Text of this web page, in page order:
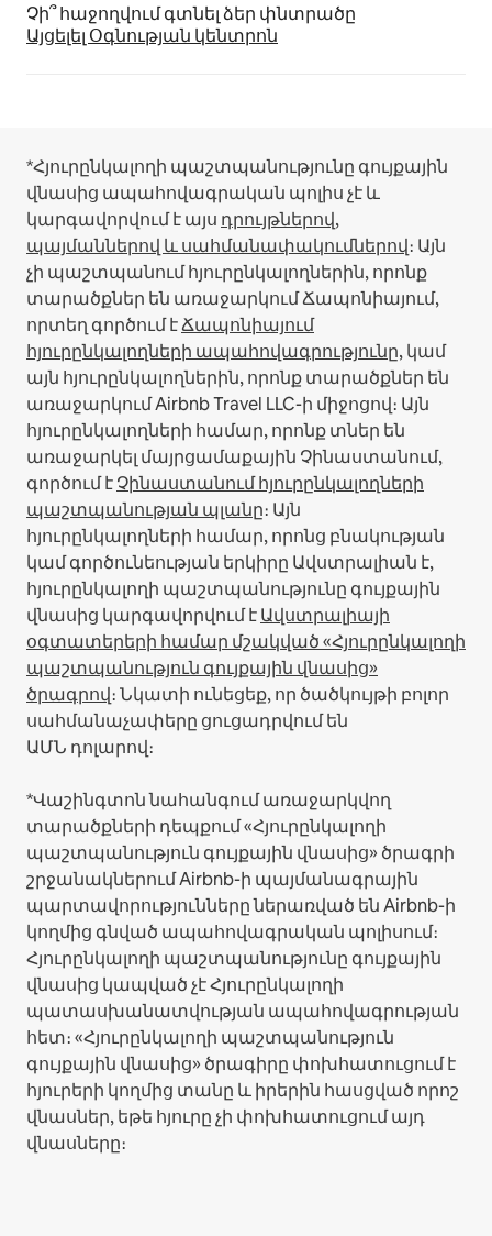
Չի՞ հաջողվում գտնել ձեր փնտրածը
Այցելել Օգնության կենտրոն
*Հյուրընկալողի պաշտպանությունը գույքային
վնասից ապահովագրական պոլիս չէ և
կարգավորվում է այս դրույթներով,
պայմաններով և սահմանափակումներով։ Այն
չի պաշտպանում հյուրընկալողներին, որոնք
տարածքներ են առաջարկում Ճապոնիայում,
որտեղ գործում էՃապոնիայում
հյուրընկալողների ապահովագրությունը, կամ
այն հյուրընկալողներին, որոնք տարածքներ են
առաջարկում Airbnb Travel LLC-ի միջոցով։ Այն
հյուրընկալողների համար, որոնք տներ են
առաջարկել մայրցամաքային Չինաստանում,
գործում էՉինաստանում հյուրընկալողների
պաշտպանության պլանը։ Այն
հյուրընկալողների համար, որոնց բնակության
կամ գործունեության երկիրը Ավստրալիան է,
հյուրընկալողի պաշտպանությունը գույքային
վնասից կարգավորվում էԱվստրալիայի
օգտատերերի համար մշակված «Հյուրընկալողի
պաշտպանություն գույքային վնասից»
ծրագրով։ Նկատի ունեցեք, որ ծածկույթի բոլոր
սահմանաչափերը ցուցադրվում են
ԱՄՆ դոլարով։
*Վաշինգտոն նահանգում առաջարկվող
տարածքների դեպքում «Հյուրընկալողի
պաշտպանություն գույքային վնասից» ծրագրի
շրջանակներում Airbnb-ի պայմանագրային
պարտավորությունները ներառված են Airbnb-ի
կողմից գնված ապահովագրական պոլիսում։
Հյուրընկալողի պաշտպանությունը գույքային
վնասից կապված չէ Հյուրընկալողի
պատասխանատվության ապահովագրության
հետ։ «Հյուրընկալողի պաշտպանություն
գույքային վնասից» ծրագիրը փոխհատուցում է
հյուրերի կողմից տանը և իրերին հասցված որոշ
վնասներ, եթե հյուրը չի փոխհատուցում այդ
վնասները։